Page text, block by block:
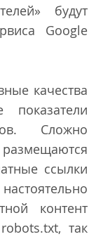
будут
Google
качества
Сложно
размещаются
ссылки
контент
так